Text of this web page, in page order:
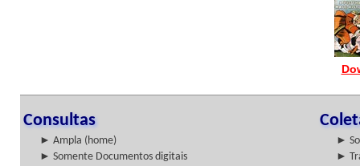
Consultas
► Ampla (home)
►
► Somente Documentos digitais
►